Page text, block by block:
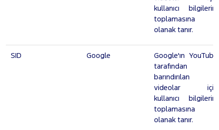
kullanıcı bilgilerini
toplamasına
olanak tanır.
SID Google
Google'ın YouTube
tarafından
barındırılan
videolar için
kullanıcı bilgilerini
toplamasına
olanak tanır.